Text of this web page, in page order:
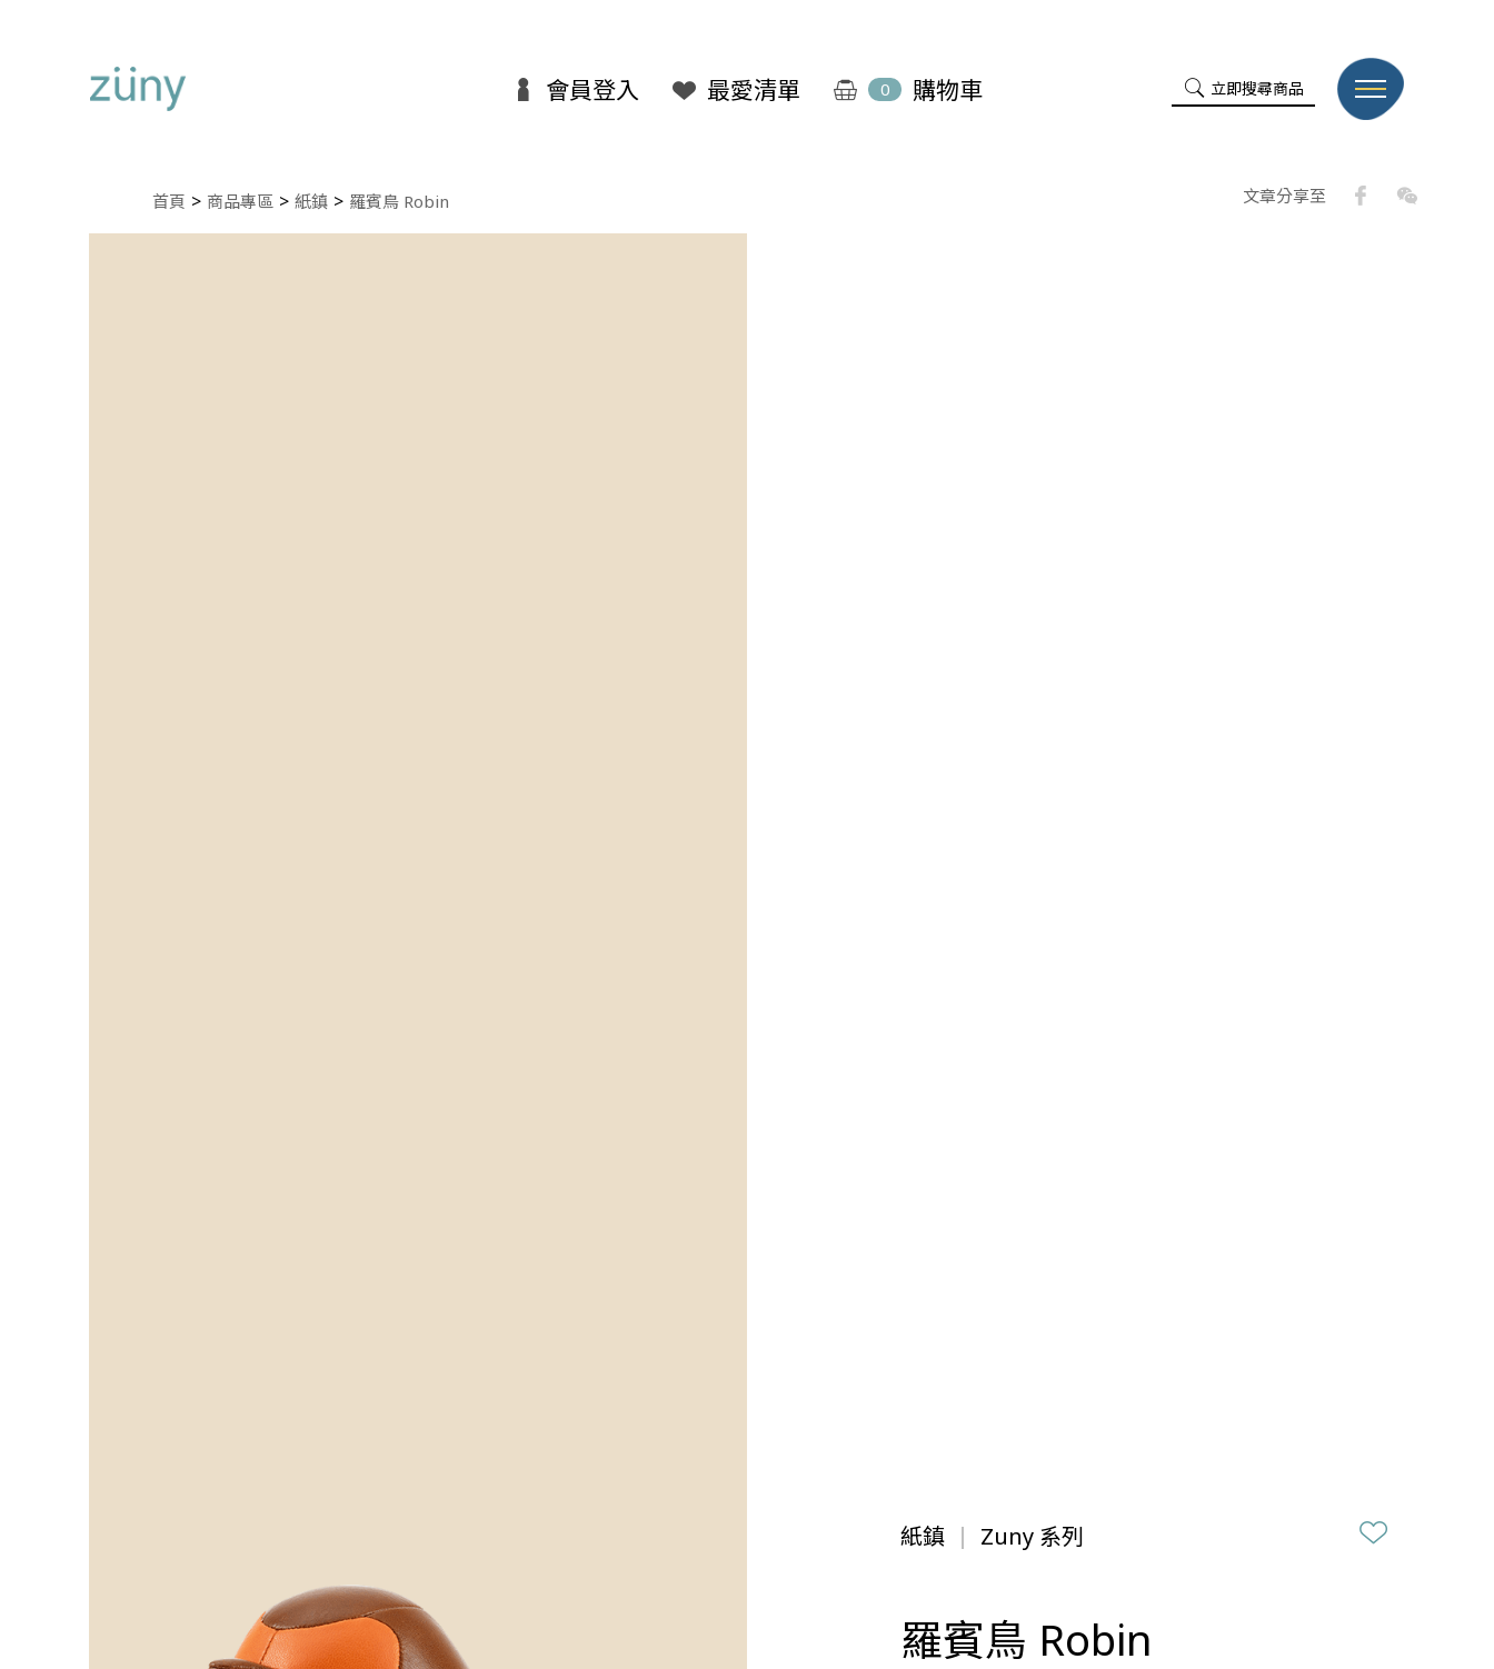
立即搜尋商品
會員登入 最愛清單 0 購物車
首頁 商品專區 紙鎮 羅賓鳥 Robin 文章分享至 FacebookWeChat
紙鎮 Zuny 系列
羅賓鳥 Robin